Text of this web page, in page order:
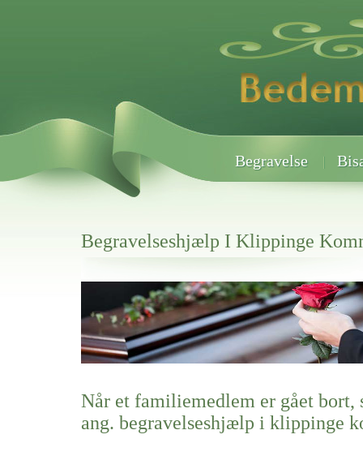
Begravelse
Begravelseshjælp I Klippinge
Her hos os får du altid en god afslutning når det gælder
Begravelseshjælp I Klippinge Kommune
vi hjælper i alle faser af begravelsel
Når et familiemedlem er gået bort,
ang. begravelseshjælp i klippinge